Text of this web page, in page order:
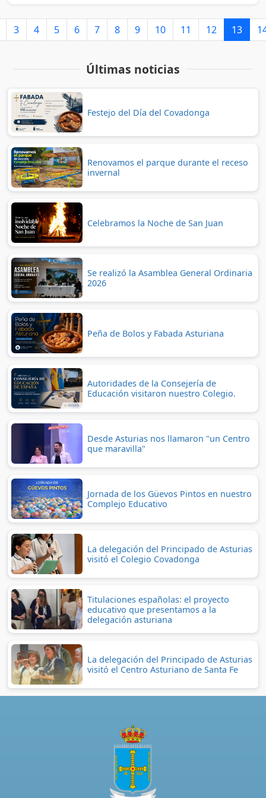
3 4 5 6 7 8 9 10 11 12 13
Últimas noticias
Festejo del Día del Covadonga
Renovamos el parque durante el receso
invernal
Celebramos la Noche de San Juan
Se realizó la Asamblea General Ordinaria
2026
Peña de Bolos y Fabada Asturiana
Autoridades de la Consejería de
Educación visitaron nuestro Colegio.
Desde Asturias nos llamaron "un Centro
que maravilla"
Jornada de los Güevos Pintos en nuestro
Complejo Educativo
La delegación del Principado de Asturias
visitó el Colegio Covadonga
Titulaciones españolas: el proyecto
educativo que presentamos a la
delegación asturiana
La delegación del Principado de Asturias
visitó el Centro Asturiano de Santa Fe